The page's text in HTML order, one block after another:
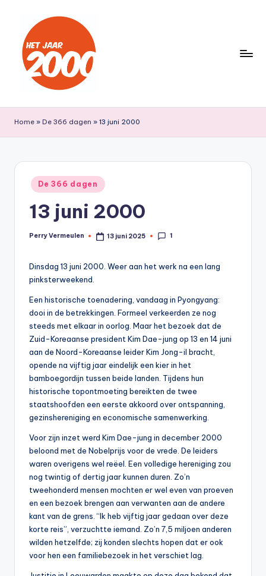
inhoud
e
t
J
0
0
lang
jaar
2000
Home » De 366 dagen » 13 juni 2000
Geplaatst
in
De 366 dagen
13 juni 2000
Geplaatst
Perry Vermeulen 13 juni 2025 1
Dinsdag 13 juni 2000. Weer aan het werk na een lang
pinksterweekend.
Een historische toenadering, vandaag in Pyongyang:
dooi in de betrekkingen. Formeel verkeerden ze nog
steeds met elkaar in oorlog. Maar het bezoek dat de
Zuid-Koreaanse president Kim Dae-jung op 13 en 14 juni
aan de Noord-Koreaanse leider Kim Jong-il bracht,
opende na vijftig jaar eindelijk een kier in het
bamboegordijn tussen beide landen. Tijdens hun
historische topontmoeting bereikten de twee
staatshoofden een eerste akkoord over ontspanning,
gezinshereniging en economische samenwerking.
Voor zijn inzet werd Kim Dae-jung in december 2000
beloond met de Nobelprijs voor de vrede. De leiders
waren overigens wel reëel. Een volledige hereniging zou
nog twintig of dertig jaar kunnen duren. Zo’n
tweehonderd mensen mochten er wel even van proeven
en een bezoek brengen aan verwanten aan de andere
kant van de grens. “Ik heb vijftig jaar gedaan over deze
korte reis”, verzuchtte iemand. Zo’n 7,5 miljoen anderen
wilden hetzelfde; zij konden slechts hopen dat er ook
voor hen een familiebezoek in het verschiet lag.